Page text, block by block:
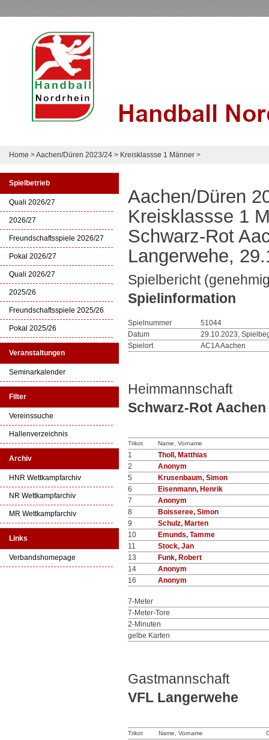
Home >Aachen/Düren 2023/24 > Kreisklassse 1 Männer >
Spielbetrieb
Quali 2026/27
2026/27
Freundschaftsspiele 2026/27
Pokal 2026/27
Quali 2026/27
2025/26
Freundschaftsspiele 2025/26
Pokal 2025/26
Veranstaltungen
Seminarkalender
Filter
Vereinssuche
Hallenverzeichnis
Archiv
HNR Wettkampfarchiv
NR Wettkampfarchiv
MR Wettkampfarchiv
Links
Verbandshomepage
Aachen/Düren
Kreisklassse 1
Schwarz-Rot
Langerwehe,
Spielbericht
Spielinformation
Spielnummer
51044
Datum
29.10.2023,
Spielort
AC1A Aachen
Heimmannschaft
Schwarz-Rot Aachen
Trikot Name, Vorname
1
Tholl, Matthias
2
Anonym
5
Krusenbaum, Simon
6
Eisenmann, Henrik
7
Anonym
8
Boisseree, Simon
9
Schulz, Marten
10
Emunds, Tamme
11
Stock, Jan
13
Funk, Robert
14
Anonym
16
Anonym
7-Meter
7-Meter-Tore
2-Minuten
gelbe Karten
Gastmannschaft
VFL Langerwehe
Trikot Name, Vorname